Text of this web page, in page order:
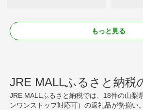
もっと見る
JRE MALLふるさと納税
JRE MALLふるさと納税では、18件の山
ンワンストップ対応可）の返礼品が勢揃い